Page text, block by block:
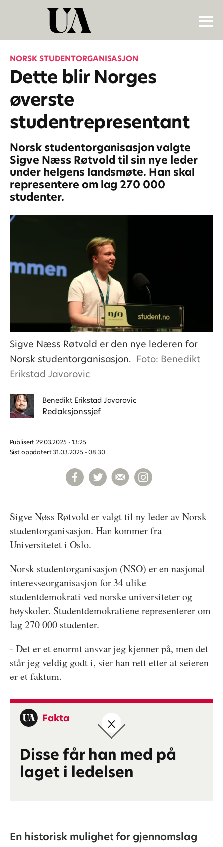
NORSK STUDENTORGANISASJON
Dette blir Norges
øverste
studentrepresentant
Norsk studentorganisasjon valgte
Sigve Næss Røtvold til sin nye leder
under helgens landsmøte. Han skal
representere om lag 270 000
studenter.
Sigve Næss Røtvold er den nye lederen for
Norsk studentorganisasjon. Foto: Benedikt
Erikstad Javorovic
Benedikt Erikstad Javorovic
Redaksjonssjef
Publisert 29.03.2025 - 13:25
Sist oppdatert 31.03.2025 - 08:30
Sigve Nøss Røtvold er valgt til ny leder av Norsk
studentorganisasjon. Han kommer fra
Universitetet i Oslo.
Norsk studentorganisasjon (NSO) er en nasjonal
interesseorganisasjon for 34 ulike
studentdemokrati ved norske universiteter og
høyskoler. Studentdemokratiene representerer om
lag 270 000 studenter.
- Det er et enormt ansvar jeg kjenner på, men det
står jeg veldig godt i, sier han rett etter at seieren
er et faktum.
Fakta
Disse får han med på
laget i ledelsen
En historisk mulighet for gjennomslag